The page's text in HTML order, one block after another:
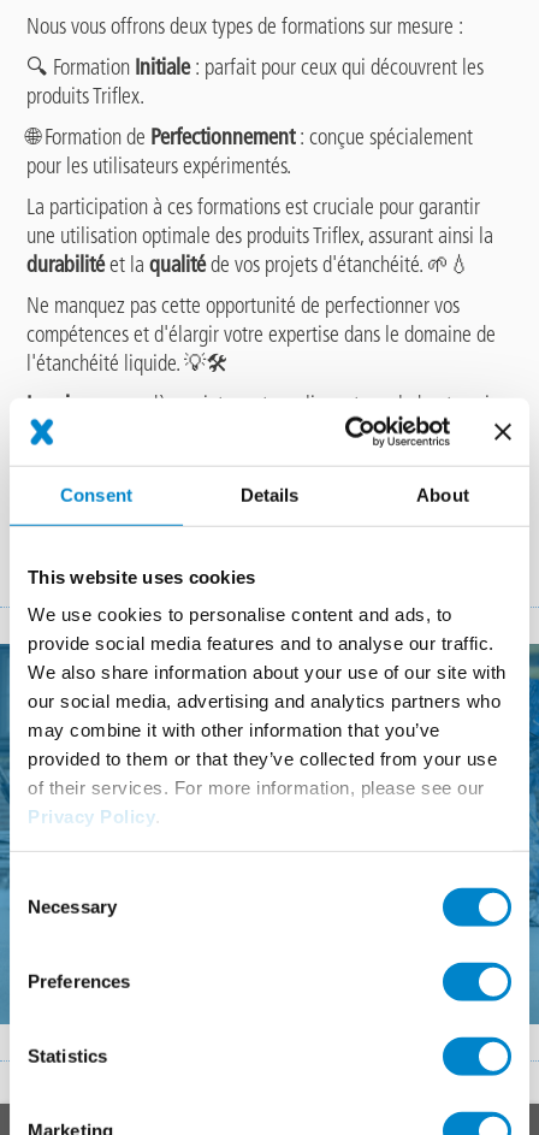
Consent Details About
This website uses cookies
We use cookies to personalise content and ads, to
provide social media features and to analyse our traffic.
We also share information about your use of our site with
our social media, advertising and analytics partners who
may combine it with other information that you’ve
provided to them or that they’ve collected from your use
of their services. For more information, please see our
Privacy Policy.
Selection
Necessary
Preferences
Statistics
Marketing
Nous vous offrons deux types de formations sur mesure :
🔍 Formation Initiale: parfait pour ceux qui découvrent les
produits Triflex.
🌐 Formation de Perfectionnement: conçue spécialement
pour les utilisateurs expérimentés.
La participation à ces formations est cruciale pour garantir
une utilisation optimale des produits Triflex, assurant ainsi la
durabilitéet laqualitéde vos projets d'étanchéité. 🌱💧
Ne manquez pas cette opportunité de perfectionner vos
compétences et d'élargir votre expertise dans le domaine de
l'étanchéité liquide. 💡🛠️
Inscrivez-vous
dès maintenant en cliquant que le bouton ci-
dessous pour assurer le succès continu de vos projets !
INSCRIVEZ-VOUS
Besoin d'aide ?
Nous sommes à votre service : n'hésitez pas à nous contacter si
vous avez des questions sur nos produits ou systèmes.
To top